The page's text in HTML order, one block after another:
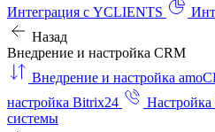
Интеграция с YCLIENTS
Назад
Внедрение и настройка CRM
Внедрение и настройка
настройка Bitrix24
системы